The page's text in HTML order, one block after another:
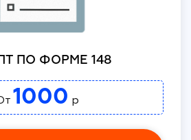
ПО ФОРМЕ 148
1000 р